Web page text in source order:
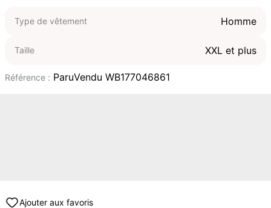
Type de vêtement Homme
Taille XXL et plus
Référence : ParuVendu WB177046861
Ajouter aux favoris